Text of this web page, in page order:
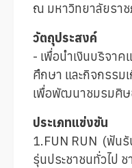
ณ มหาวิทยาลัยราช
วัตถุประสงค์
- เพื่อนําเงินบริจา
ศึกษา และกิจกรรม
เพื่อพัฒนาชมรมศิษ
ประเภทแข่งขัน
1.FUN RUN (ฟันรั
รุ่นประชาชนทั่วไป